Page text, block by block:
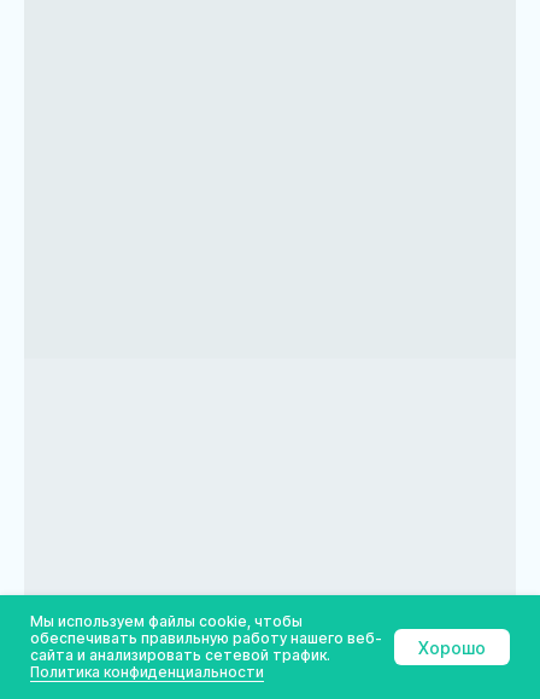
Мы используем файлы cookie, чтобы
обеспечивать правильную работу нашего веб-
сайта и анализировать сетевой трафик.
Политика конфиденциальности
Хорошо